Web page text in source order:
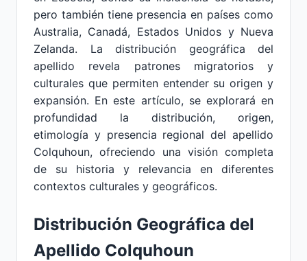
pero también tiene presencia en países como
Australia, Canadá, Estados Unidos y Nueva
Zelanda. La distribución geográfica del
apellido revela patrones migratorios y
culturales que permiten entender su origen y
expansión. En este artículo, se explorará en
profundidad la distribución, origen,
etimología y presencia regional del apellido
Colquhoun, ofreciendo una visión completa
de su historia y relevancia en diferentes
contextos culturales y geográficos.
Distribución Geográfica del
Apellido Colquhoun